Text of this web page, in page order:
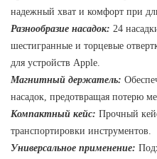
надежный хват и комфорт при
Разнообразие насадок: 24
шестигранные и торцевые
для устройств Apple.
Магнитный держатель:
насадок, предотвращая потерю
Компактный кейс: Прочный
транспортировки инструментов.
Универсальное применение: